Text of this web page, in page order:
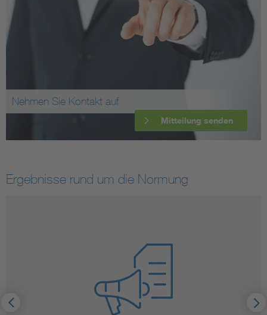
Nehmen Sie Kontakt auf
Mitteilung senden
Ergebnisse rund um die Normung